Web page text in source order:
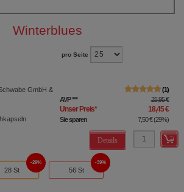
Winterblues
pro Seite
GmbH &
1
AVP*** 25,95 €
Unser Preis* 18,45 €
Sie sparen 7,50 €(29%)
Details
28 St
29%
56 St
39%